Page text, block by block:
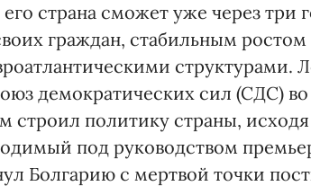
его страна сможет уже через три
граждан, стабильным
структурами.
демократических сил (СДС)
строил политику страны,
под руководством
Болгарию с мертвой точки